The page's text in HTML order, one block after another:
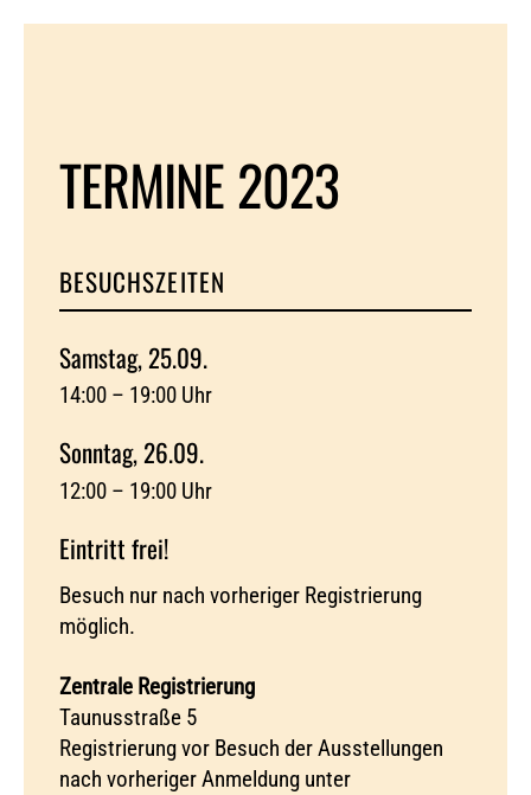
TERMINE 2023
BESUCHSZEITEN
Samstag, 25.09.
14:00 – 19:00 Uhr
Sonntag, 26.09.
12:00 – 19:00 Uhr
Eintritt frei!
Besuch nur nach vorheriger Registrierung
möglich.
Zentrale Registrierung
Taunusstraße 5
Registrierung vor Besuch der Ausstellungen
nach vorheriger Anmeldung unter